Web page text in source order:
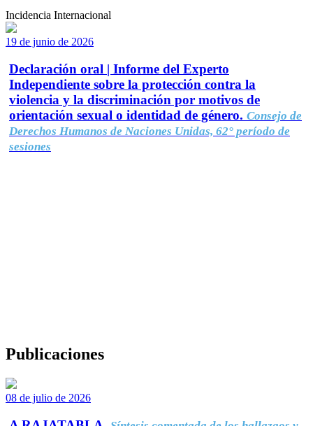
Incidencia Internacional
19 de junio de 2026
Declaración oral | Informe del Experto
Independiente sobre la protección contra la
violencia y la discriminación por motivos de
orientación sexual o identidad de género. Consejo de
Derechos Humanos de Naciones Unidas, 62° período de
sesiones
Publicaciones
08 de julio de 2026